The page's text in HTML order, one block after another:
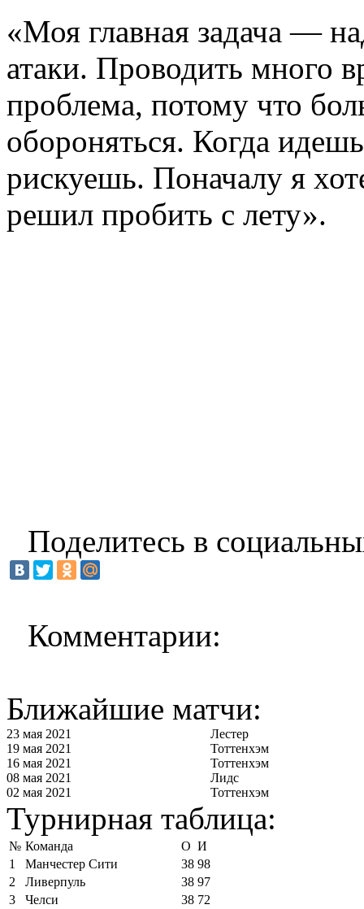
«Моя главная задача —
атаки. Проводить много
проблема, потому что
обороняться. Когда
рискуешь. Поначалу я
решил пробить с лету».
Поделитесь в
Комментарии:
Ближайшие матчи:
23 мая 2021
Лестер
19 мая 2021
Тоттенхэм
16 мая 2021
Тоттенхэм
08 мая 2021
Лидс
02 мая 2021
Тоттенхэм
Турнирная таблица:
№ Команда О И
1
Манчестер Сити 38 98
2
Ливерпуль 38 97
3
Челси 38 72